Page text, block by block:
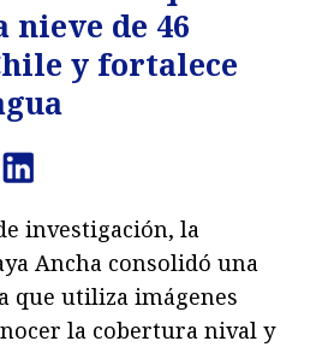
de 46
y fortalece
investigación, la
Ancha consolidó una
que utiliza imágenes
la cobertura nival y